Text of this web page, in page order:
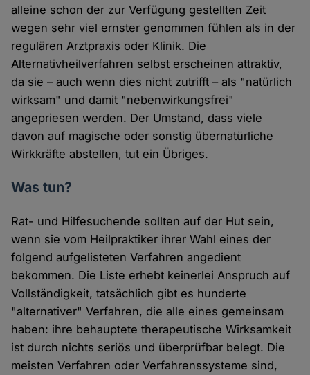
alleine schon der zur Verfügung gestellten Zeit
wegen sehr viel ernster genommen fühlen als in der
regulären Arztpraxis oder Klinik. Die
Alternativheilverfahren selbst erscheinen attraktiv,
da sie – auch wenn dies nicht zutrifft – als "natürlich
wirksam" und damit "nebenwirkungsfrei"
angepriesen werden. Der Umstand, dass viele
davon auf magische oder sonstig übernatürliche
Wirkkräfte abstellen, tut ein Übriges.
Was tun?
Rat- und Hilfesuchende sollten auf der Hut sein,
wenn sie vom Heilpraktiker ihrer Wahl eines der
folgend aufgelisteten Verfahren angedient
bekommen. Die Liste erhebt keinerlei Anspruch auf
Vollständigkeit, tatsächlich gibt es hunderte
"alternativer" Verfahren, die alle eines gemeinsam
haben: ihre behauptete therapeutische Wirksamkeit
ist durch nichts seriös und überprüfbar belegt. Die
meisten Verfahren oder Verfahrenssysteme sind,